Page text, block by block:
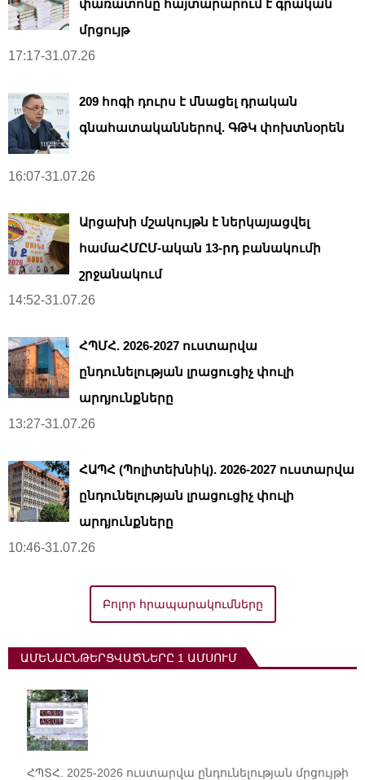
փառատոնը հայտարարում է գրական
մրցույթ
17:17-31.07.26
209 հոգի դուրս է մնացել դրական
գնահատականներով. ԳԹԿ փոխտնօրեն
16:07-31.07.26
Արցախի մշակույթն է ներկայացվել
համաՀՄԸՄ-ական 13-րդ բանակումի
շրջանակում
14:52-31.07.26
ՀՊՄՀ. 2026-2027 ուստարվա
ընդունելության լրացուցիչ փուլի
արդյունքները
13:27-31.07.26
ՀԱՊՀ (Պոլիտեխնիկ). 2026-2027 ուստարվա
ընդունելության լրացուցիչ փուլի
արդյունքները
10:46-31.07.26
Բոլոր հրապարակումները
ԱՄԵՆԱԸՆԹԵՐՑՎԱԾՆԵՐԸ 1 ԱՄՍՈՒՄ
ՀՊՏՀ. 2025-2026 ուստարվա ընդունելության մրցույթի